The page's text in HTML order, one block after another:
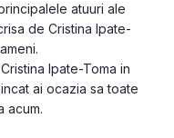
atuuri ale
de Cristina Ipate-
Ipate-Toma in
ai ocazia sa toate
acum.